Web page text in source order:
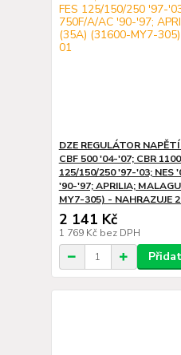
DZE REGULÁTOR
CBF 500 '04-'07; CBR
125/150/250 '97-'03; NES
'90-'97; APRILIA;
MY7-305) - NAHRAZUJE
2 141 Kč
1 769 Kč bez DPH